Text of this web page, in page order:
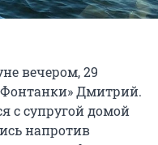
вечером, 29
Дмитрий.
с супругой домой
напротив